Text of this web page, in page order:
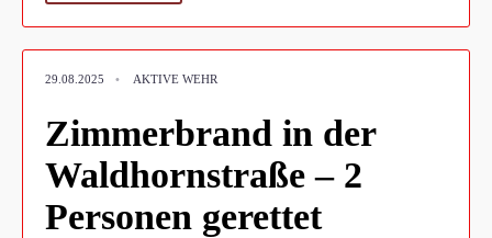
29.08.2025 • AKTIVE WEHR
Zimmerbrand in der
Waldhornstraße – 2
Personen gerettet